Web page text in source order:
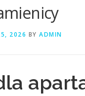
2026 BY ADMIN